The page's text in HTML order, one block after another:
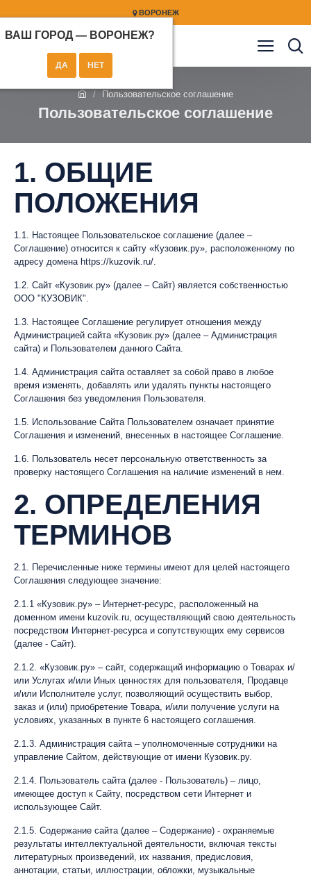
ВОРОНЕЖ
ВАШ ГОРОД — ВОРОНЕЖ?
Пользовательское соглашение
Пользовательское соглашение
1. ОБЩИЕ
ПОЛОЖЕНИЯ
1.1. Настоящее Пользовательское соглашение (далее –
Соглашение) относится к сайту «Кузовик.ру», расположенному по
адресу домена https://kuzovik.ru/.
1.2. Сайт «Кузовик.ру» (далее – Сайт) является собственностью
ООО "КУЗОВИК".
1.3. Настоящее Соглашение регулирует отношения между
Администрацией сайта «Кузовик.ру» (далее – Администрация
сайта) и Пользователем данного Сайта.
1.4. Администрация сайта оставляет за собой право в любое
время изменять, добавлять или удалять пункты настоящего
Соглашения без уведомления Пользователя.
1.5. Использование Сайта Пользователем означает принятие
Соглашения и изменений, внесенных в настоящее Соглашение.
1.6. Пользователь несет персональную ответственность за
проверку настоящего Соглашения на наличие изменений в нем.
2. ОПРЕДЕЛЕНИЯ
ТЕРМИНОВ
2.1. Перечисленные ниже термины имеют для целей настоящего
Соглашения следующее значение:
2.1.1 «Кузовик.ру» – Интернет-ресурс, расположенный на
доменном имени kuzovik.ru, осуществляющий свою деятельность
посредством Интернет-ресурса и сопутствующих ему сервисов
(далее - Сайт).
2.1.2. «Кузовик.ру» – сайт, содержащий информацию о Товарах и/
или Услугах и/или Иных ценностях для пользователя, Продавце
и/или Исполнителе услуг, позволяющий осуществить выбор,
заказ и (или) приобретение Товара, и/или получение услуги на
условиях, указанных в пункте 6 настоящего соглашения.
2.1.3. Администрация сайта – уполномоченные сотрудники на
управление Сайтом, действующие от имени Кузовик.ру.
2.1.4. Пользователь сайта (далее - Пользователь) – лицо,
имеющее доступ к Сайту, посредством сети Интернет и
использующее Сайт.
2.1.5. Содержание сайта (далее – Содержание) - охраняемые
результаты интеллектуальной деятельности, включая тексты
литературных произведений, их названия, предисловия,
аннотации, статьи, иллюстрации, обложки, музыкальные